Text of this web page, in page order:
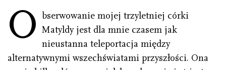
O bserwowanie mojej trzyletniej córki
Matyldy jest dla mnie czasem jak
nieustanna teleportacja między
alternatywnymi wszechświatami przyszłości. Ona